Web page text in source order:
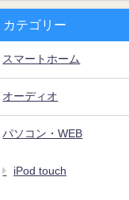
カテゴリー
スマートホーム
オーディオ
パソコン・WEB
iPod touch